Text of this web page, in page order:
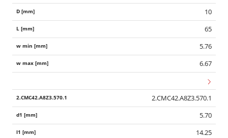
10
65
5.76
6.67
2.CMC42.A8Z3.570.1
5.70
14.25